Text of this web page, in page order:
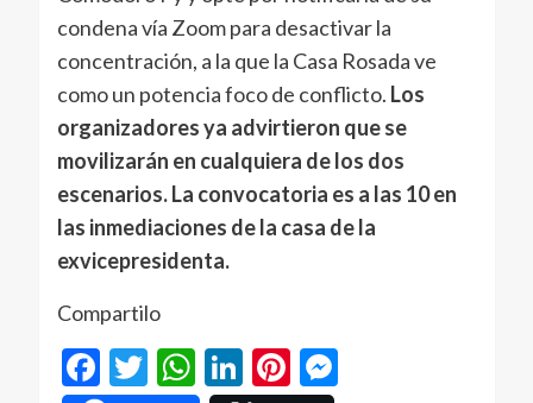
condena vía Zoom para desactivar la
concentración, a la que la Casa Rosada ve
como un potencia foco de conflicto. Los
organizadores ya advirtieron que se
movilizarán en cualquiera de los dos
escenarios. La convocatoria es a las 10 en
las inmediaciones de la casa de la
exvicepresidenta.
Compartilo
Facebook
Twitter
WhatsApp
LinkedIn
Pinterest
Messenger